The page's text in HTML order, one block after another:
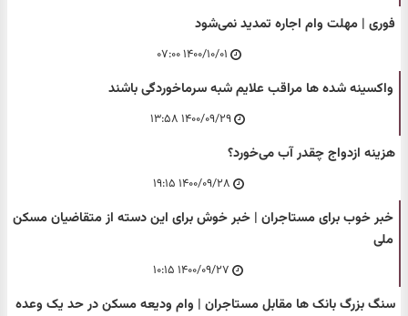
فوری | مهلت وام اجاره تمدید نمی‌شود
۱۴۰۰/۱۰/۰۱ ۰۷:۰۰
واکسینه شده‌ ها مراقب علایم شبه سرماخوردگی باشند
۱۴۰۰/۰۹/۲۹ ۱۳:۵۸
هزینه ازدواج چقدر آب می‌خورد؟
۱۴۰۰/۰۹/۲۸ ۱۹:۱۵
خبر خوب برای مستاجران | خبر خوش برای این دسته از متقاضیان مسکن
ملی
۱۴۰۰/۰۹/۲۷ ۱۰:۱۵
سنگ بزرگ بانک ها مقابل مستاجران | وام ودیعه مسکن در حد یک وعده